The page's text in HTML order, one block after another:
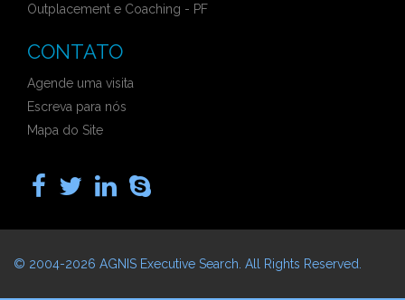
Outplacement e Coaching - PF
CONTATO
Agende uma visita
Escreva para nós
Mapa do Site
© 2004-2026 AGNIS Executive Search . All Rights Reserved.